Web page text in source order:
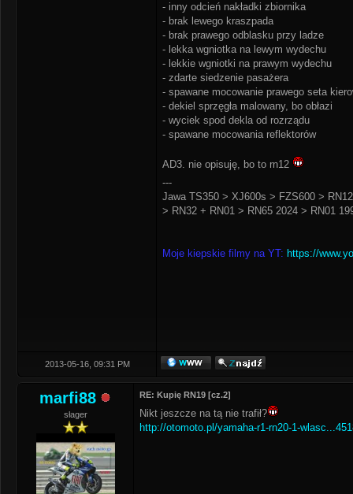
- inny odcień nakładki zbiornika
- brak lewego kraszpada
- brak prawego odblasku przy ladze
- lekka wgniotka na lewym wydechu
- lekkie wgniotki na prawym wydechu
- zdarte siedzenie pasażera
- spawane mocowanie prawego seta
- dekiel sprzęgła malowany, bo obłazi
- wyciek spod dekla od rozrządu
- spawane mocowania reflektorów
AD3. nie opisuję, bo to rn12
---
Jawa TS350 > XJ600s > FZS600 >
> RN32 + RN01 > RN65 2024 > RN01
Moje kiepskie filmy na YT: https://
2013-05-16, 09:31 PM
marfi88
słager
RE: Kupię RN19 [cz.2]
Nikt jeszcze na tą nie trafił?
http://otomoto.pl/yamaha-r1-rn20-1-